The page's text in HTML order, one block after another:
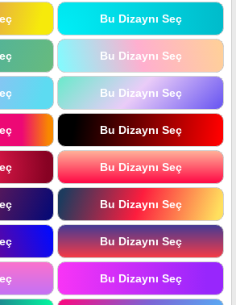
Bu Dizaynı Seç
Bu Dizaynı Seç
Bu Dizaynı Seç
Bu Dizaynı Seç
Bu Dizaynı Seç
Bu Dizaynı Seç
Bu Dizaynı Seç
Bu Dizaynı Seç